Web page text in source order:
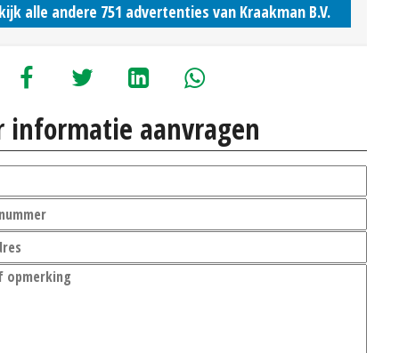
alle andere 751 advertenties van Kraakman B.V.
informatie aanvragen